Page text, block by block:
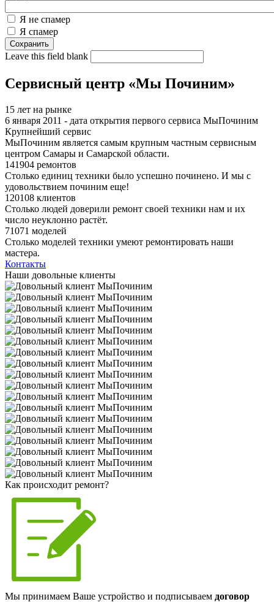
Я не спамер
Я спамер
Leave this field blank
Сервисный центр «Мы Починим»
15 лет на рынке
6 января 2011 - дата открытия первого сервиса МыПочиним
Крупнейший сервис
МыПочиним является самым крупным частным сервисным
центром Самары и Самарской области.
141904 ремонтов
Столько единиц техники было успешно починено. И мы с
удовольствием починим еще!
120108 клиентов
Столько людей доверили ремонт своей техники нам и их
число неуклонно растёт.
71071 моделей
Столько моделей техники умеют ремонтировать наши
мастера.
Контакты
Наши довольные клиенты
Как происходит ремонт?
Мы принимаем Ваше устройство и подписываем договор